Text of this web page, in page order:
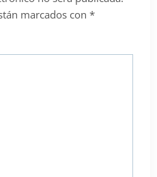
marcados con *